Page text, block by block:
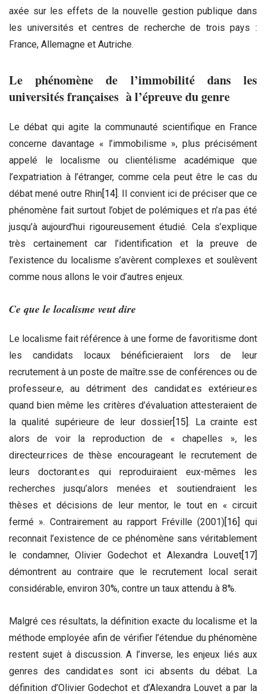
axée sur les effets de la nouvelle gestion publique dans
les universités et centres de recherche de trois pays :
France, Allemagne et Autriche.
Le phénomène de l’immobilité dans les
universités françaises à l’épreuve du genre
Le débat qui agite la communauté scientifique en France
concerne davantage « l’immobilisme », plus précisément
appelé le localisme ou clientélisme académique que
l’expatriation à l’étranger, comme cela peut être le cas du
débat mené outre Rhin[14]. Il convient ici de préciser que ce
phénomène fait surtout l’objet de polémiques et n’a pas été
jusqu’à aujourd’hui rigoureusement étudié. Cela s’explique
très certainement car l’identification et la preuve de
l’existence du localisme s’avèrent complexes et soulèvent
comme nous allons le voir d’autres enjeux.
Ce que le localisme veut dire
Le localisme fait référence à une forme de favoritisme dont
les candidats locaux bénéficieraient lors de leur
recrutement à un poste de maître.sse de conférences ou de
professeur.e, au détriment des candidat.es extérieur.es
quand bien même les critères d’évaluation attesteraient de
la qualité supérieure de leur dossier[15]. La crainte est
alors de voir la reproduction de « chapelles », les
directeur.rices de thèse encourageant le recrutement de
leurs doctorant.es qui reproduiraient eux-mêmes les
recherches jusqu’alors menées et soutiendraient les
thèses et décisions de leur mentor, le tout en « circuit
fermé ». Contrairement au rapport Fréville (2001)[16] qui
reconnait l’existence de ce phénomène sans véritablement
le condamner, Olivier Godechot et Alexandra Louvet[17]
démontrent au contraire que le recrutement local serait
considérable, environ 30%, contre un taux attendu à 8%.
Malgré ces résultats, la définition exacte du localisme et la
méthode employée afin de vérifier l’étendue du phénomène
restent sujet à discussion. A l’inverse, les enjeux liés aux
genres des candidat.es sont ici absents du débat. La
définition d’Olivier Godechot et d’Alexandra Louvet a par la